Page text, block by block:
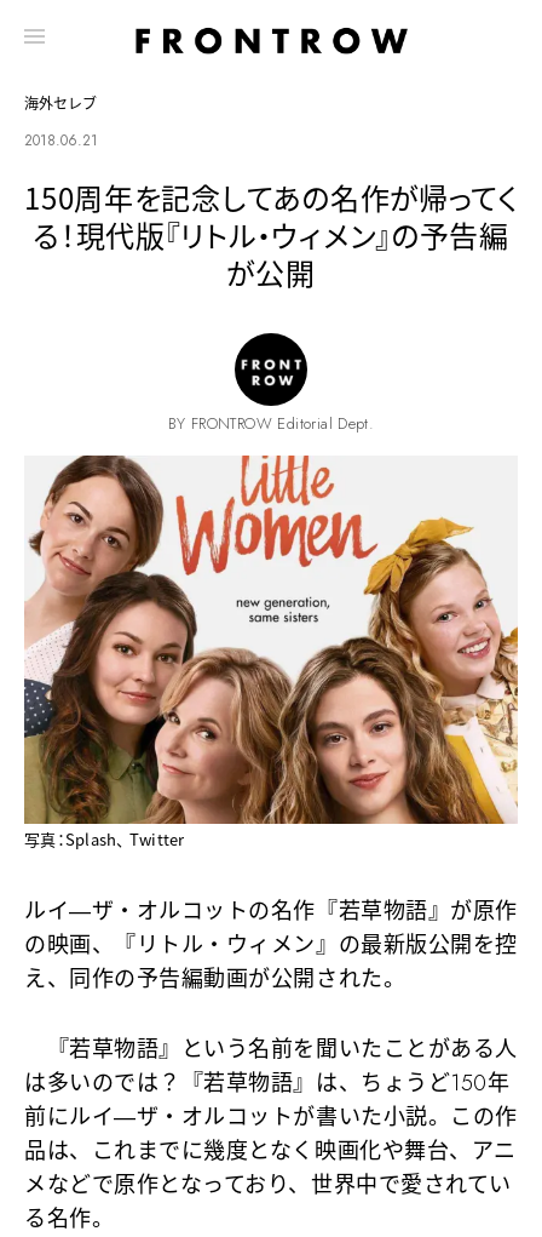
海外セレブ
2018.06.21
150周年を記念してあの名作が帰ってく
る！現代版『リトル・ウィメン』の予告編
が公開
BY FRONTROW Editorial Dept.
写真：Splash、 Twitter
ルイ―ザ・オルコットの名作『若草物語』が原作
の映画、『リトル・ウィメン』の最新版公開を控
え、同作の予告編動画が公開された。
『若草物語』という名前を聞いたことがある人
は多いのでは？『若草物語』は、ちょうど150年
前にルイ―ザ・オルコットが書いた小説。この作
品は、これまでに幾度となく映画化や舞台、アニ
メなどで原作となっており、世界中で愛されてい
る名作。